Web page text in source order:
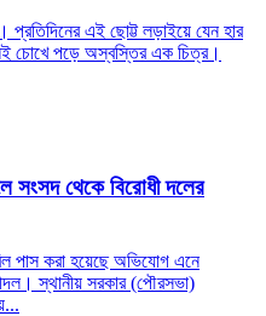
প্রতিদিনের এই ছোট্ট লড়াইয়ে যেন হার
চোখে পড়ে অস্বস্তির এক চিত্র।
সংসদ থেকে বিরোধী দলের
পাস করা হয়েছে অভিযোগ এনে
স্থানীয় সরকার (পৌরসভা)